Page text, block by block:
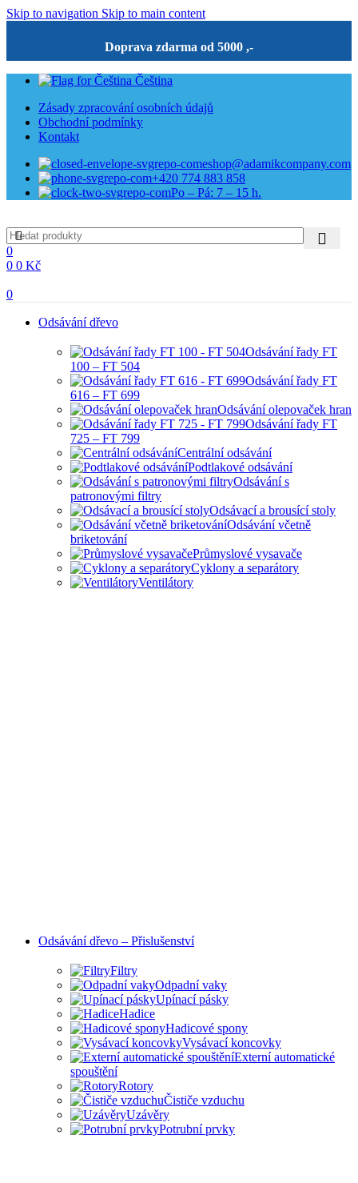
Skip to navigation Skip to main content
Doprava zdarma od 5000 ,-
Čeština
Zásady zpracování osobních údajů
Obchodní podmínky
Kontakt
eshop@adamikcompany.com
+420 774 883 858
Po – Pá: 7 – 15 h.
0
0 0 Kč
0
Odsávání dřevo
Odsávání řady FT
100 – FT 504
Odsávání řady FT
616 – FT 699
Odsávání olepovaček hran
Odsávání řady FT
725 – FT 799
Centrální odsávání
Podtlakové odsávání
Odsávání s
patronovými filtry
Odsávací a brousící stoly
Odsávání včetně
briketování
Průmyslové vysavače
Cyklony a separátory
Ventilátory
Odsávání dřevo – Přislušenství
Filtry
Odpadní vaky
Upínací pásky
Hadice
Hadicové spony
Vysávací koncovky
Externí automatické
spouštění
Rotory
Čističe vzduchu
Uzávěry
Potrubní prvky